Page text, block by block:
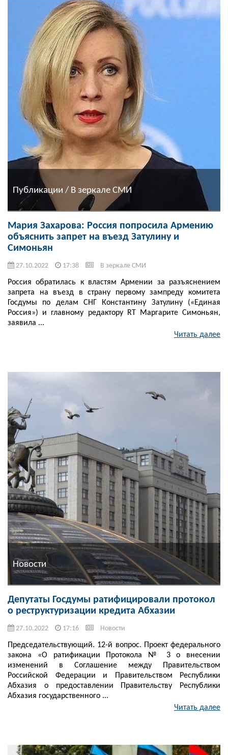
Публикации / В зеркале СМИ
Мария Захарова: Россия попросила Армению
объяснить запрет на въезд Затулину и
Симоньян
27.10.2022 17:38 В зеркале СМИ
Россия обратилась к властям Армении за разъяснением
запрета на въезд в страну первому зампреду комитета
Госдумы по делам СНГ Константину Затулину («Единая
Россия») и главному редактору RT Маргарите Симоньян,
заявила ...
Читать далее
Новости
Депутаты Госдумы ратифицировали протокол
о реструктуризации кредита Абхазии
27.10.2022 17:16 Новости
Председательствующий. 12-й вопрос. Проект федерального
закона «О ратификации Протокола № 3 о внесении
изменений в Соглашение между Правительством
Российской Федерации и Правительством Республики
Абхазия о предоставлении Правительству Республики
Абхазия государственного ...
Читать далее